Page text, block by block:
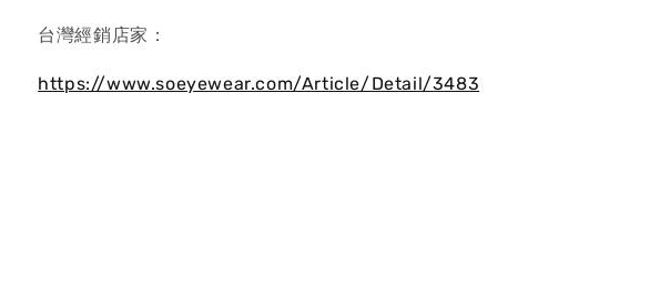
台灣經銷店家：
https://www.soeyewear.com/Article/Detail/3483